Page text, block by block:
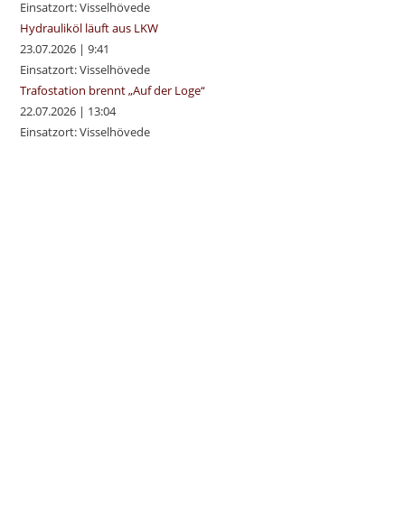
Einsatzort: Visselhövede
Hydrauliköl läuft aus LKW
23.07.2026 |9:41
Einsatzort: Visselhövede
Trafostation brennt „Auf der Loge“
22.07.2026 | 13:04
Einsatzort: Visselhövede